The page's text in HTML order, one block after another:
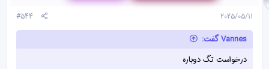
2025/05/11
#544
Vannes گفت:
درخواست تگ دوباره